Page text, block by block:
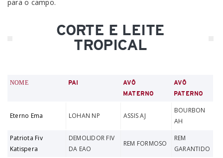
para o campo.
CORTE E LEITE
TROPICAL
NOME PAI
AVÔ
MATERNO
AVÔ
PATERNO
Eterno Ema LOHAN NP ASSIS AJ
BOURBON
AH
Patriota Fiv
Katispera
DEMOLIDOR FIV
DA EAO
REM FORMOSO
REM
GARANTIDO